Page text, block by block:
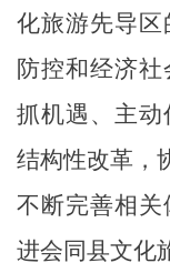
化旅游先导
防控和经济
抓机遇、主动
结构性改革，
不断完善相
进会同县文化